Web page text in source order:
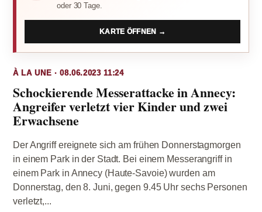
oder 30 Tage.
KARTE ÖFFNEN →
À LA UNE · 08.06.2023 11:24
Schockierende Messerattacke in Annecy:
Angreifer verletzt vier Kinder und zwei
Erwachsene
Der Angriff ereignete sich am frühen Donnerstagmorgen
in einem Park in der Stadt. Bei einem Messerangriff in
einem Park in Annecy (Haute-Savoie) wurden am
Donnerstag, den 8. Juni, gegen 9.45 Uhr sechs Personen
verletzt,...